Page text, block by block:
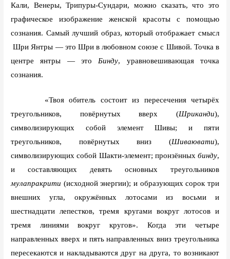
Кали, Венеры, Трипуры-Сундари, можно сказать, что это
графическое изображение женской красоты с помощью
сознания. Самый лучший образ, который отображает смысл
Шри Янтры — это Шри в любовном союзе с Шивой. Точка в
центре янтры — это Бинду, уравновешивающая точка
сознания.
«Твоя обитель состоит из пересечения четырёх
треугольников, повёрнутых вверх (Шриканди),
символизирующих собой элемент Шивы; и пяти
треугольников, повёрнутых вниз (Шиваювати),
символизирующих собой Шакти-элемент; пронзённых бинду,
и составляющих девять основных треугольников
мулапракрити (исходной энергии); и образующих сорок три
внешних угла, окружённых лотосами из восьми и
шестнадцати лепестков, тремя кругами вокруг лотосов и
тремя линиями вокруг кругов». Когда эти четыре
направленных вверх и пять направленных вниз треугольника
пересекаются и накладываются друг на друга, то возникают